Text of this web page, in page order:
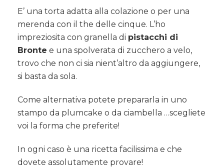
E’ una torta adatta alla colazione o per una
merenda con il the delle cinque. L’ho
impreziosita con granella di pistacchi di
Bronte e una spolverata di zucchero a velo,
trovo che non ci sia nient’altro da aggiungere,
si basta da sola.
Come alternativa potete prepararla in uno
stampo da plumcake o da ciambella …scegliete
voi la forma che preferite!
In ogni caso è una ricetta facilissima e che
dovete assolutamente provare!